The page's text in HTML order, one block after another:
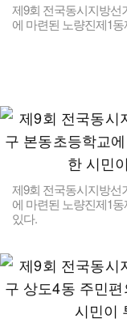
제9회 전국동시지방선
에 마련된 노량진제1
제9회 전국동시지방선
에 마련된 노량진제1
있다.